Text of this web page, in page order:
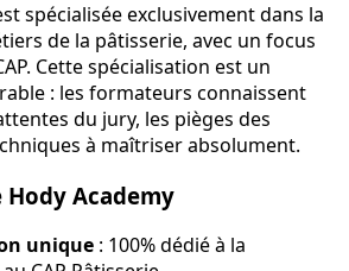
spécialisée exclusivement dans la
de la pâtisserie, avec un focus
Cette spécialisation est un
: les formateurs connaissent
du jury, les pièges des
à maîtriser absolument.
Academy
unique : 100% dédié à la